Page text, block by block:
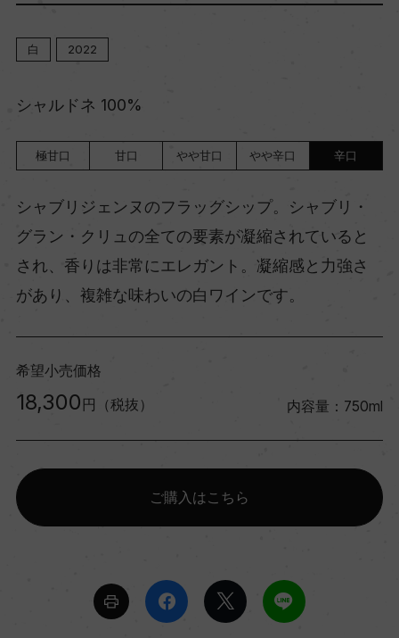
白 2022
シャルドネ 100%
極甘口 甘口 やや甘口 やや辛口 辛口
シャブリジェンヌのフラッグシップ。シャブリ・
グラン・クリュの全ての要素が凝縮されていると
され、香りは非常にエレガント。凝縮感と力強さ
があり、複雑な味わいの白ワインです。
希望小売価格
18,300 円（税抜） 内容量：750ml
ご購入はこちら